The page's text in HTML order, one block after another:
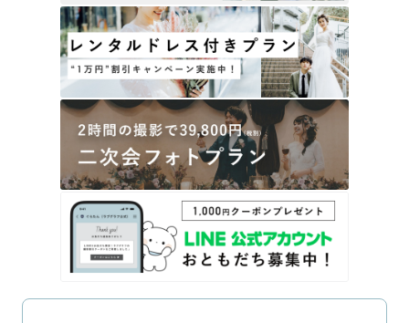
に。きっと「こんな写真を撮ってほしかった！」と思える一枚に
出会えます。まずは、ラブグラフの撮影事例をご覧ください。